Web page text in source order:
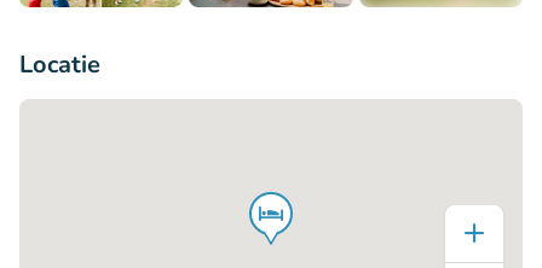
Locatie